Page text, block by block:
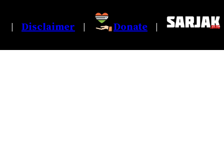
| Disclaimer | Donate |